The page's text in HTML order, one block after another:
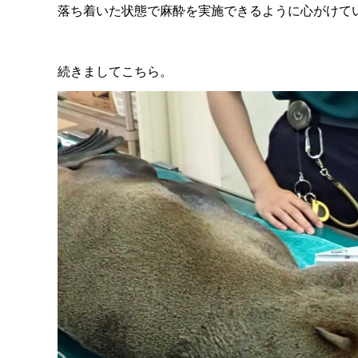
落ち着いた状態で麻酔を実施できるように心がけて
続きましてこちら。